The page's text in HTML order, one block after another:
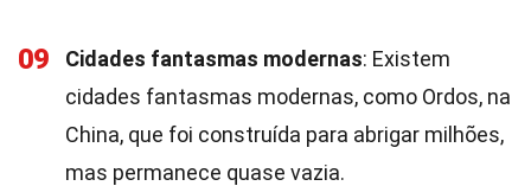
09 Cidades fantasmas modernas: Existem
cidades fantasmas modernas, como Ordos, na
China, que foi construída para abrigar milhões,
mas permanece quase vazia.